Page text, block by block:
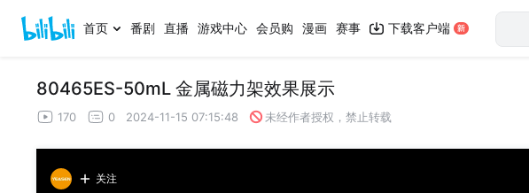
首页 番剧 直播 游戏中心 会员购 漫画 赛事 下载客户端
80465ES-50mL 金属磁力架效果展示
170 0 2024-11-15 07:15:48 未经作者授权，禁止转载
关注